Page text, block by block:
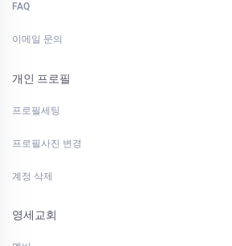
FAQ
이메일 문의
개인 프로필
프로필세팅
프로필사진 변경
계정 삭제
영세교회